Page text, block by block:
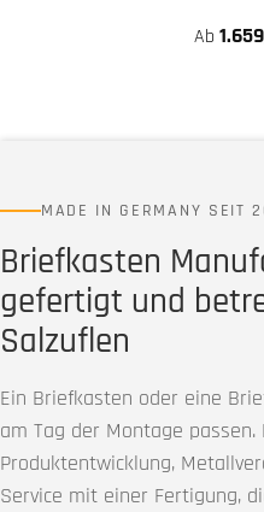
Ab
MADE IN GERMANY SEIT
Briefkasten
gefertigt und
Salzuflen
Ein Briefkasten oder eine
am Tag der Montage
Produktentwicklung,
Service mit einer Fertigung,